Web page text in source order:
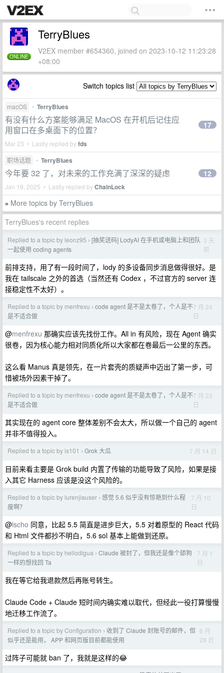
ONLINE
TerryBlues
V2EX member #654360, joined on 2023-10-12 11:23:28
+08:00
Switch topics list
macOS • TerryBlues
有没有什么方案能够满足 MacOS 在开机后记住应
用窗口在多桌面下的位置？
Mar 23 • Lastly replied byfds
17
职场话题 • TerryBlues
今年要 32 了，对未来的工作充满了深深的疑虑
Jan 19, 2025 • Lastly replied byChainLock
12
» More topics by TerryBlues
TerryBlues's recent replies
Replied to a topic by leonz95 › [抽奖送码] LodyAI 在手机或电脑上和团队
一起使用 coding agents
3 天
前
前排支持，用了有一段时间了，lody 的多设备同步消息做得很好。是
我在 tailscale 之外的首选（当然还有 Codex ，不过官方的 server 连
接稳定性不太好）。
Replied to a topic by menfrexu › code agent 是不是太卷了，个人是不
是不适合做
7 月 24
日
@menfrexu 那确实应该先找份工作。All in 有风险，现在 Agent 确实
很卷，因为核心能力相对同质化所以大家都在卷最后一公里的东西。
这么看 Manus 真是领先，在一片套壳的质疑声中迈出了第一步，可
惜被场外因素干掉了。
Replied to a topic by menfrexu › code agent 是不是太卷了，个人是不
是不适合做
7 月 23
日
其实现在的 agent core 整体差别不会太大，所以做一个自己的 agent
并非不值得投入。
Replied to a topic by is101 › Grok 大瓜 7 月 14 日
目前来看主要是 Grok build 内置了传输的功能导致了风险，如果是接
入其它 Harness 应该是没这个风险的。
Replied to a topic by lurenjiauser › 感觉 5.6 似乎没有惊艳到什么程
度啊？
7 月 10
日
@lscho 同意，比起 5.5 简直是进步巨大，5.5 对着原型的 React 代码
和 Html 文件都抄不明白，5.6 sol 基本上能做到还原。
Replied to a topic by hellodigua › Claude 被封了，但我还是像个舔狗
一样的想找回 Ta
7 月 1
日
我在等它给我退款然后再账号转生。
Claude Code + Claude 短时间内确实难以取代，但经此一役打算慢慢
地迁移工作流了。
Replied to a topic by Configuration › 收到了 Claude 封账号的邮件，但
似乎还是能用， APP 和网页版目前都能使用
6 月
28 日
过阵子可能就 ban 了，我就是这样的😂